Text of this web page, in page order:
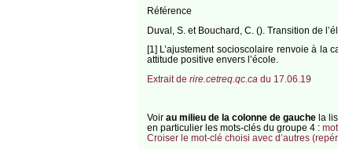
Référence
Duval, S. et Bouchard, C. (). Transition de
[1] L’ajustement socioscolaire renvoie à la
attitude positive envers l’école.
Extrait de rire.cetreq.qc.ca du 17.06.19
Voir au milieu de la colonne de gauchela
en particulier les mots-clés du groupe 4 :
Croiser le mot-clé choisi avec d’autres